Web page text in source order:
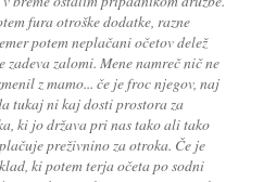
fura otroške dodatke, razne
potem neplačani očetov delež
zadeva zalomi. Mene namreč nič ne
z mamo... če je froc njegov, naj
tukaj ni kaj dosti prostora za
ki jo država pri nas tako ali tako
preživnino za otroka. Če je
ki potem terja očeta po sodni